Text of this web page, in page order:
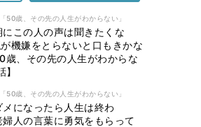
50歳、その先の人生がわからない」
にこの人の声は聞きたくな
機嫌をとらないと口もきかな
歳、その先の人生がわからな
50歳、その先の人生がわからない」
になったら人生は終わ
人の言葉に勇気をもらって